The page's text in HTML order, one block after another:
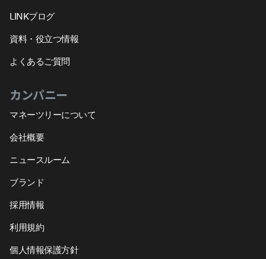
LINKブログ
資料・役立つ情報
よくあるご質問
カンパニー
マネーツリーについて
会社概要
ニュースルーム
ブランド
採用情報
利用規約
個人情報保護方針